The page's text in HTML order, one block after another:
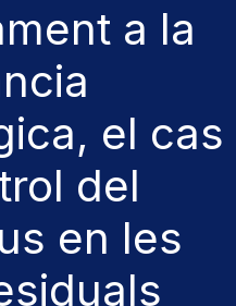
a la
el cas
del
en les